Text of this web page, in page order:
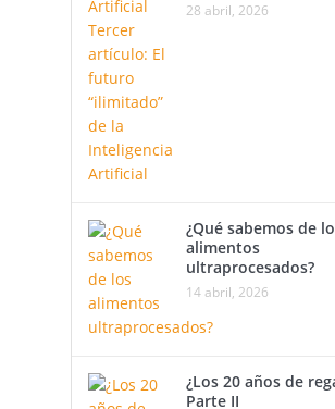
28 abril, 2026
¿Qué sabemos de
alimentos
ultraprocesados?
14 abril, 2026
¿Los 20 años de
Parte II